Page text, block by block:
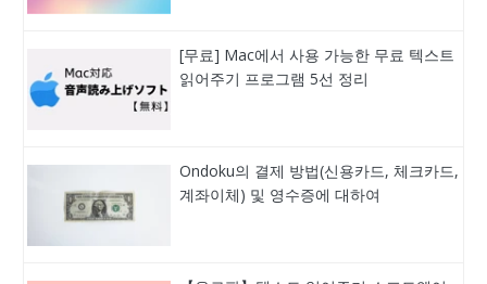
[무료] Mac에서 사용 가능한 무료 텍스트
읽어주기 프로그램 5선 정리
Ondoku의 결제 방법(신용카드, 체크카드,
계좌이체) 및 영수증에 대하여